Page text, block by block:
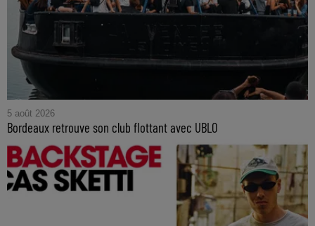
5 août 2026
Bordeaux retrouve son club flottant avec UBLO